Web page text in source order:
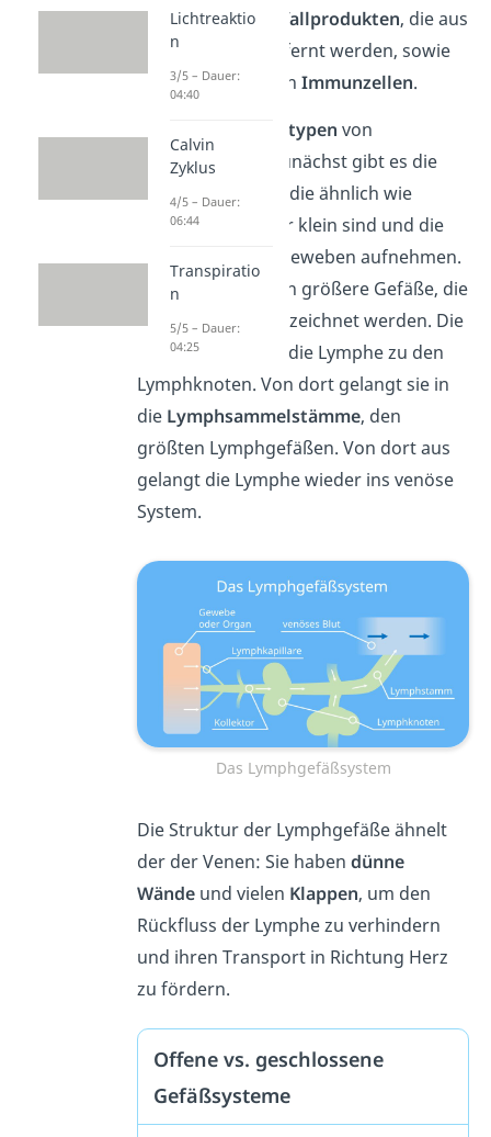
Transport von
Abfallprodukten, die aus
den Geweben entfernt werden, sowie
dem Transport von Immunzellen.
drei Haupttypen von
Lymphgefäßen. Zunächst gibt es die
Lymphkapillaren
, die ähnlich wie
Blutkapillaren sehr klein sind und die
Lymphe aus den Geweben aufnehmen.
Diese fließt dann in größere Gefäße, die
als
Kollektoren
bezeichnet werden. Die
Kollektoren leiten die Lymphe zu den
Lymphknoten. Von dort gelangt sie in
die Lymphsammelstämme, den
größten Lymphgefäßen. Von dort aus
gelangt die Lymphe wieder ins venöse
System.
Das Lymphgefäßsystem
Die Struktur der Lymphgefäße ähnelt
der der Venen: Sie haben dünne
Wände und vielen Klappen, um den
Rückfluss der Lymphe zu verhindern
und ihren Transport in Richtung Herz
zu fördern.
Offene vs. geschlossene
Gefäßsysteme
Lichtreaktio
n
3/5 – Dauer:
04:40
Calvin
Zyklus
4/5 – Dauer:
06:44
Transpiratio
n
5/5 – Dauer:
04:25